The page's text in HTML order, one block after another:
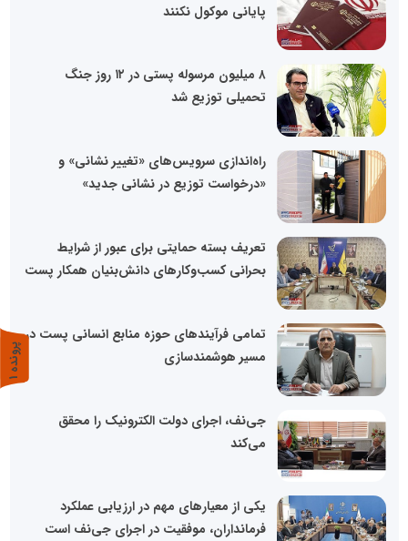
پایانی موکول نکنند
۸ میلیون مرسوله پستی در ۱۲ روز جنگ
تحمیلی توزیع شد
راه‌اندازی سرویس‌های «تغییر نشانی» و
«درخواست توزیع در نشانی جدید»
تعریف بسته حمایتی برای عبور از شرایط
بحرانی کسب‌وکارهای دانش‌بنیان همکار پست
تمامی فرآیندهای حوزه منابع انسانی پست در
مسیر هوشمندسازی
جی‌نف، اجرای دولت الکترونیک را محقق
می‌کند
یکی از معیارهای مهم در ارزیابی عملکرد
فرمانداران، موفقیت در اجرای جی‌نف است
پ
ر
و
ن
د
ه
1